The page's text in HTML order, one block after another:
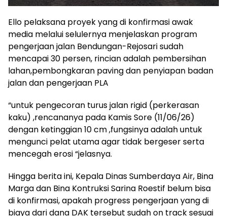
Ello pelaksana proyek yang di konfirmasi awak
media melalui selulernya menjelaskan program
pengerjaan jalan Bendungan-Rejosari sudah
mencapai 30 persen, rincian adalah pembersihan
lahan,pembongkaran paving dan penyiapan badan
jalan dan pengerjaan PLA
“untuk pengecoran turus jalan rigid (perkerasan
kaku) ,rencananya pada Kamis Sore (11/06/26)
dengan ketinggian 10 cm ,fungsinya adalah untuk
mengunci pelat utama agar tidak bergeser serta
mencegah erosi “jelasnya.
Hingga berita ini, Kepala Dinas Sumberdaya Air, Bina
Marga dan Bina Kontruksi Sarina Roestif belum bisa
di konfirmasi, apakah progress pengerjaan yang di
biaya dari dana DAK tersebut sudah on track sesuai